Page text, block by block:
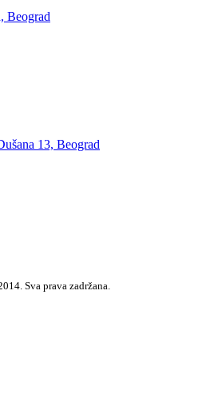
Sva prava zadržana.